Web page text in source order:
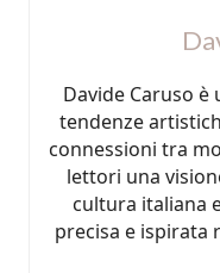
Davide Caruso
tendenze
connessioni tra
lettori una
cultura italiana
precisa e ispirata